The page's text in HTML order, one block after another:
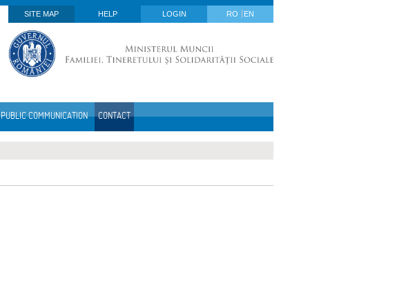
SITE MAP
HELP LOGIN RO EN
PUBLIC COMMUNICATION CONTACT